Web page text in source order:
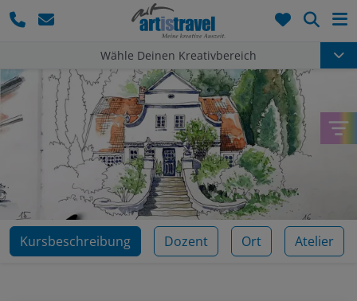
Wähle Deinen Kreativbereich
Kursbeschreibung Dozent Ort Atelier